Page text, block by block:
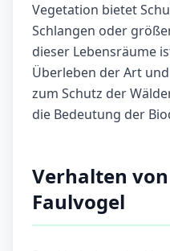
Vegetation bietet
Schlangen oder
dieser Lebensräume
Überleben der Art
zum Schutz der
die Bedeutung der
Verhalten von
Faulvogel